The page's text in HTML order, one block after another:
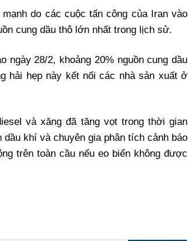
do các cuộc tấn công của Iran vào
cung dầu thô lớn nhất trong lịch sử.
28/2, khoảng 20% nguồn cung dầu
hải hẹp này kết nối các nhà sản xuất ở
và xăng đã tăng vọt trong thời gian
khí và chuyên gia phân tích cảnh báo
trên toàn cầu nếu eo biển không được